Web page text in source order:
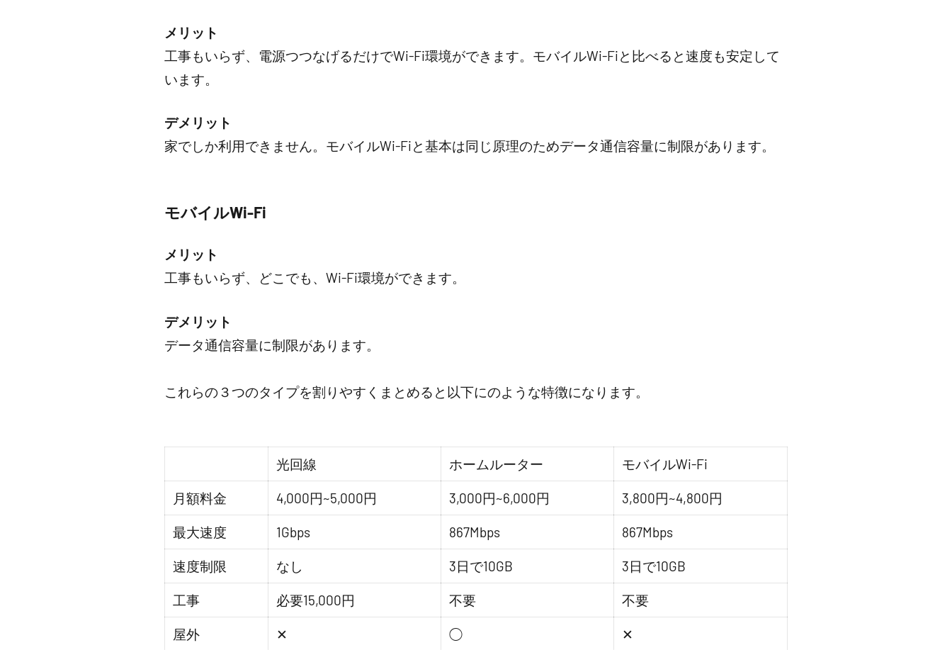
メリット
工事もいらず、電源つつなげるだけでWi-Fi環境ができます。モバイルWi-Fiと比べると速度も安定して
います。
デメリット
家でしか利用できません。モバイルWi-Fiと基本は同じ原理のためデータ通信容量に制限があります。
モバイルWi-Fi
メリット
工事もいらず、どこでも、Wi-Fi環境ができます。
デメリット
データ通信容量に制限があります。
これらの３つのタイプを割りやすくまとめると以下にのような特徴になります。
光回線 ホームルーター モバイルWi-Fi
月額料金 4,000円~5,000円 3,000円~6,000円 3,800円~4,800円
最大速度 1Gbps 867Mbps 867Mbps
速度制限 なし 3日で10GB 3日で10GB
工事 必要15,000円 不要 不要
屋外 ✕ ◯ ✕